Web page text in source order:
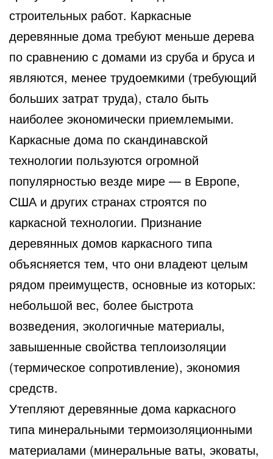
строительных работ. Каркасные
деревянные дома требуют меньше дерева
по сравнению с домами из сруба и бруса и
являются, менее трудоемкими (требующий
больших затрат труда), стало быть
наиболее экономически приемлемыми.
Каркасные дома по скандинавской
технологии пользуются огромной
популярностью везде мире — в Европе,
США и других странах строятся по
каркасной технологии. Признание
деревянных домов каркасного типа
объясняется тем, что они владеют целым
рядом преимуществ, основные из которых:
небольшой вес, более быстрота
возведения, экологичные материалы,
завышенные свойства теплоизоляции
(термическое сопротивление), экономия
средств.
Утепляют деревянные дома каркасного
типа минеральными термоизоляционными
материалами (минеральные ваты, эковаты,